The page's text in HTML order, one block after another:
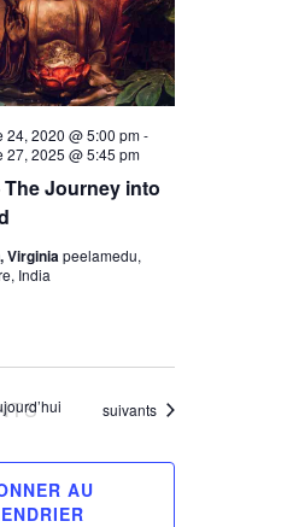
The Journey into
24, 2020 @ 5:00 pm-
27, 2025 @ 5:45 pm
Virginiapeelamedu,
India
Évènements
suivants
AU